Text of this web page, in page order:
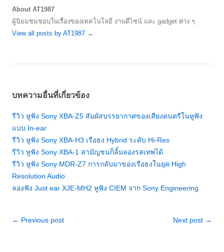
About AT1987
ผู้นิยมชมชอบในเรื่องของเทคโนโลยี งานดีไซน์ และ gadget ต่าง ๆ
View all posts by AT1987 →
บทความอื่นที่เกี่ยวข้อง
รีวิว หูฟัง Sony XBA-Z5 สัมผัสบรรยากาศของเสียงดนตรีในหูฟัง
แบบ In-ear
รีวิว หูฟัง Sony XBA-H3 เรือธง Hybrid ระดับ Hi-Res
รีวิว หูฟัง Sony XBA-1 สามัญชนก็ลิ้มลองรสเทพได้
รีวิว หูฟัง Sony MDR-Z7 การกลับมาของเรือธงในยุค High
Resolution Audio
ลองฟัง Just ear XJE-MH2 หูฟัง CIEM จาก Sony Engineering
Post
← Previous post Next post →